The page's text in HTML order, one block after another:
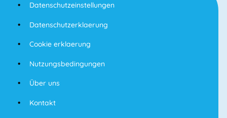
Datenschutzeinstellungen
Datenschutzerklaerung
Cookie erklaerung
Nutzungsbedingungen
Über uns
Kontakt